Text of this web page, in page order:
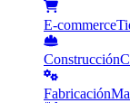
E-commerce
Construcción
Fabricación